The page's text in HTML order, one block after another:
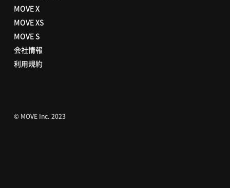
MOVE X
MOVE XS
MOVE S
会社情報
利用規約
© MOVE Inc. 2023